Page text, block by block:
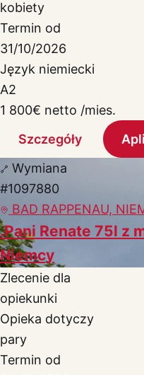
kobiety
Termin od
31/10/2026
Język niemiecki
A2
1 800€ netto /mies.
Szczegóły
Wymiana
#1097880
BAD RAPPENAU,
.Pani Renate 75l z
Niemcy
Zlecenie dla
opiekunki
Opieka dotyczy
pary
Termin od